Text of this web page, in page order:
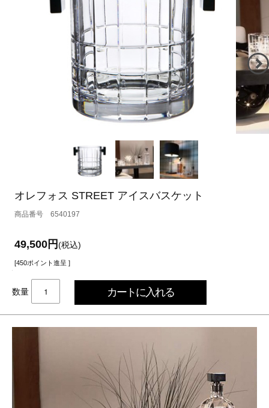
オレフォス STREET アイスバスケット
6540197
49,500円(税込)
[450ポイント進呈 ]
数量